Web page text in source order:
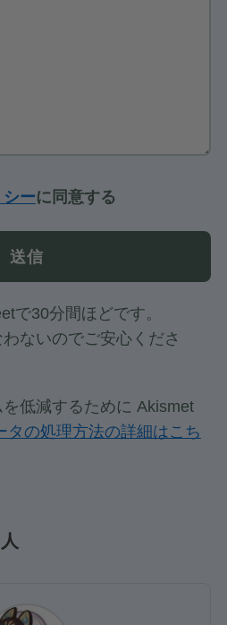
ーに同意する
で30分間ほどです。
ないのでご安心くださ
低減するために Akismet
タの処理方法の詳細はこち